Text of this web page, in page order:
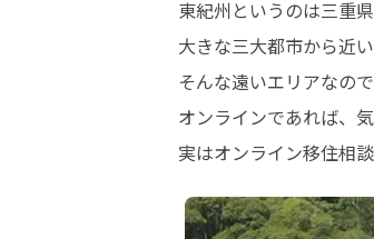
東紀州というのは三重
大きな三大都市から近
そんな遠いエリアなの
オンラインであれば、
実はオンライン移住相